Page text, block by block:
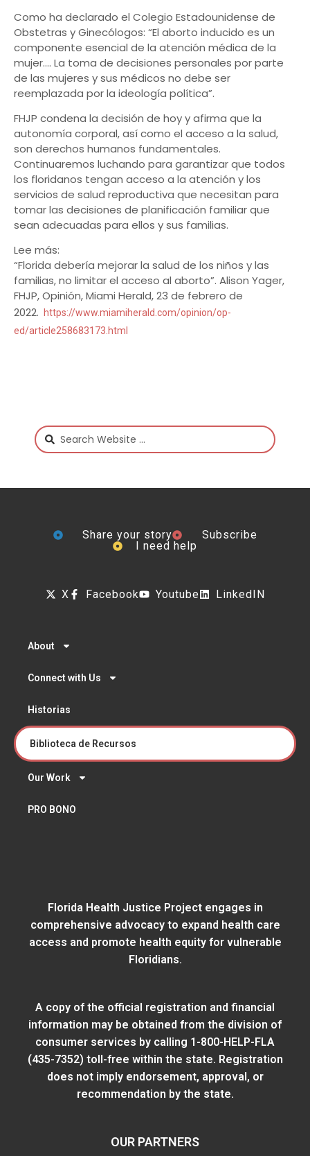
Como ha declarado el Colegio Estadounidense de
Obstetras y Ginecólogos: “El aborto inducido es un
componente esencial de la atención médica de la
mujer…. La toma de decisiones personales por parte
de las mujeres y sus médicos no debe ser
reemplazada por la ideología política”.
FHJP condena la decisión de hoy y afirma que la
autonomía corporal, así como el acceso a la salud,
son derechos humanos fundamentales.
Continuaremos luchando para garantizar que todos
los floridanos tengan acceso a la atención y los
servicios de salud reproductiva que necesitan para
tomar las decisiones de planificación familiar que
sean adecuadas para ellos y sus familias.
Lee más:
“Florida debería mejorar la salud de los niños y las
familias, no limitar el acceso al aborto”. Alison Yager,
FHJP, Opinión, Miami Herald, 23 de febrero de
2022.
https://www.miamiherald.com/opinion/op-
ed/article258683173.html
Share your story
Subscribe
I need help
X Facebook Youtube LinkedIN
About
Connect with Us
Historias
Biblioteca de Recursos
Our Work
PRO BONO
Florida Health Justice Project engages in
comprehensive advocacy to expand health care
access and promote health equity for vulnerable
Floridians.
A copy of the official registration and financial
information may be obtained from the division of
consumer services by calling 1-800-HELP-FLA
(435-7352) toll-free within the state. Registration
does not imply endorsement, approval, or
recommendation by the state.
OUR PARTNERS